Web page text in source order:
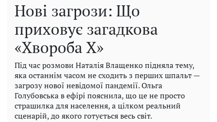
Нові загрози: Що
приховує загадкова
«Хвороба Х»
Під час розмови Наталія Влащенко підняла тему,
яка останнім часом не сходить з перших шпальт —
загрозу нової невідомої пандемії. Ольга
Голубовська в ефірі пояснила, що це не просто
страшилка для населення, а цілком реальний
сценарій, до якого готується весь світ.